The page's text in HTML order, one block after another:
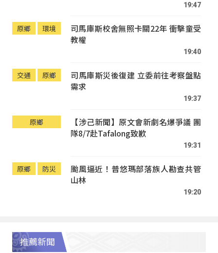
19:47
原鄉 環境
司馬庫斯校舍無照卡關22年 衝擊童受
教權
19:40
交通 原鄉
司馬庫斯災後復建 立委前往考察盤點
需求
19:37
原鄉
【涉己新聞】原文會新劇名爆爭議 團
隊8/7赴Tafalong致歉
19:31
原鄉 防災
颱風逼近！普悠瑪部落族人勘查共管
山林
19:20
推薦新聞